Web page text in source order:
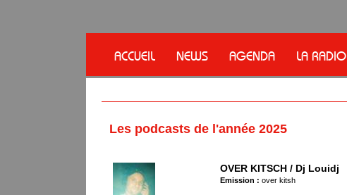
ACCUEIL NEWS AGENDA LA RADIO
Les podcasts de l'année 2025
OVER KITSCH / Dj Louidj
Emission : over kitsh